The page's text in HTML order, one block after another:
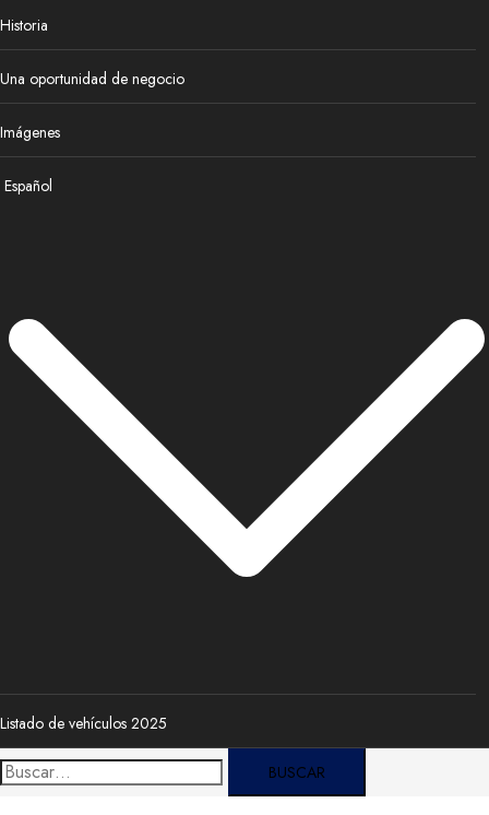
Historia
Una oportunidad de negocio
Imágenes
Español
Listado de vehículos 2025
Buscar: